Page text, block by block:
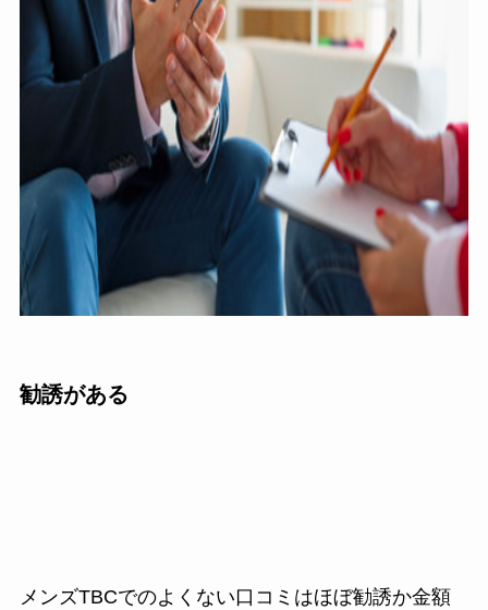
勧誘がある
メンズTBCでのよくない口コミはほぼ勧誘か金額